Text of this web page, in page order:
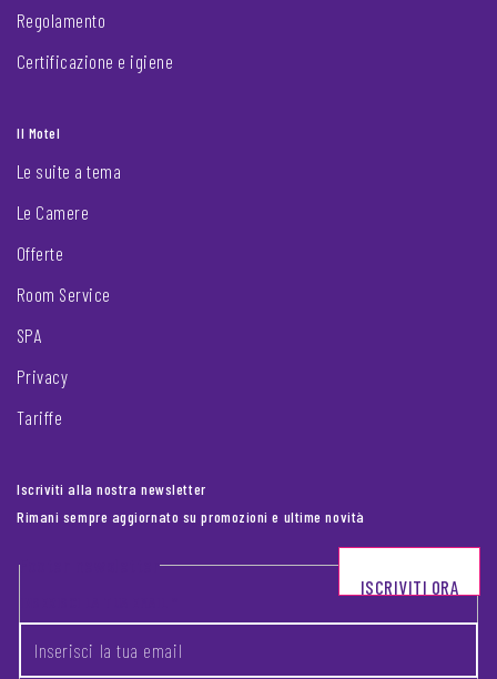
Regolamento
Certificazione e igiene
Il Motel
Le suite a tema
Le Camere
Offerte
Room Service
SPA
Privacy
Tariffe
Iscriviti alla nostra newsletter
Rimani sempre aggiornato su promozioni e ultime novità
Footer newsletter
ISCRIVITI ORA